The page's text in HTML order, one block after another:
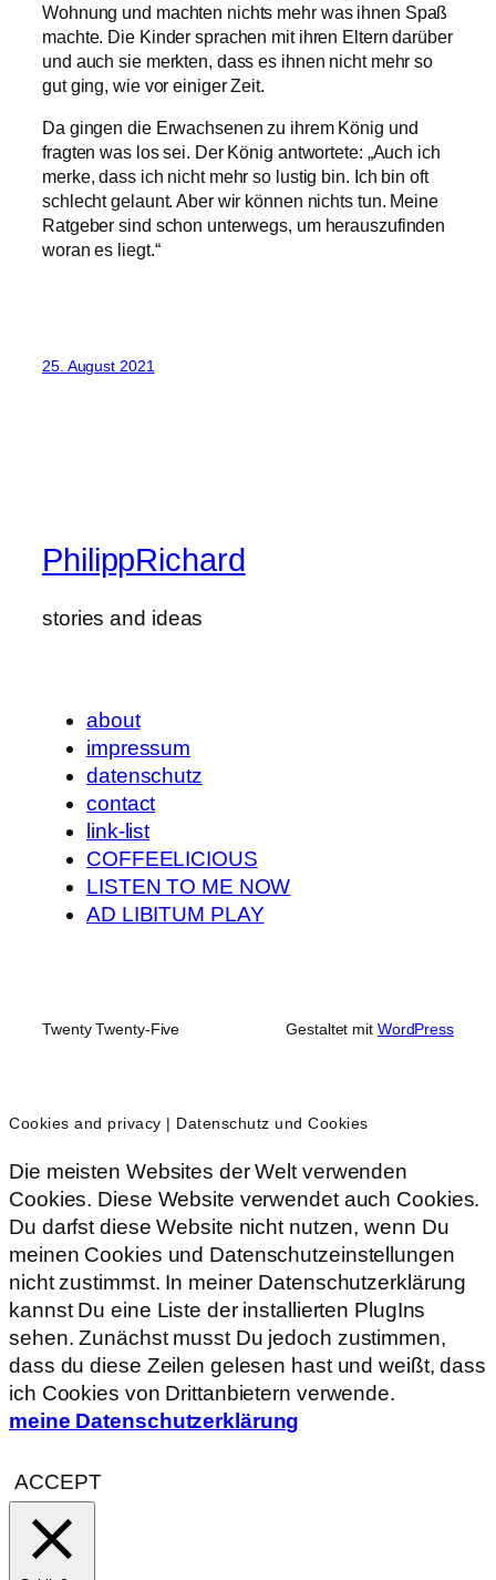
Wohnung und machten nichts mehr was ihnen Spaß
machte. Die Kinder sprachen mit ihren Eltern darüber
und auch sie merkten, dass es ihnen nicht mehr so
gut ging, wie vor einiger Zeit.
Da gingen die Erwachsenen zu ihrem König und
fragten was los sei. Der König antwortete: „Auch ich
merke, dass ich nicht mehr so lustig bin. Ich bin oft
schlecht gelaunt. Aber wir können nichts tun. Meine
Ratgeber sind schon unterwegs, um herauszufinden
woran es liegt.“
25. August 2021
PhilippRichard
stories and ideas
about
impressum
datenschutz
contact
link-list
COFFEELICIOUS
LISTEN TO ME NOW
AD LIBITUM PLAY
Twenty Twenty-Five Gestaltet mit WordPress
Cookies and privacy | Datenschutz und Cookies
Die meisten Websites der Welt verwenden
Cookies. Diese Website verwendet auch Cookies.
Du darfst diese Website nicht nutzen, wenn Du
meinen Cookies und Datenschutzeinstellungen
nicht zustimmst. In meiner Datenschutzerklärung
kannst Du eine Liste der installierten PlugIns
sehen. Zunächst musst Du jedoch zustimmen,
dass du diese Zeilen gelesen hast und weißt, dass
ich Cookies von Drittanbietern verwende.
meine Datenschutzerklärung
ACCEPT